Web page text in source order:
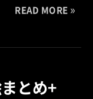
READ MORE
とめ+